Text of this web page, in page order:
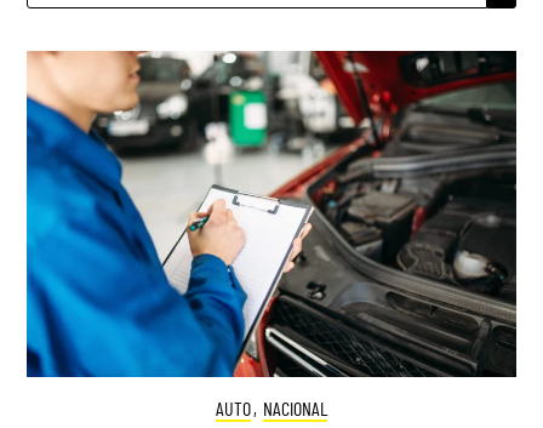
AUTO, NACIONAL